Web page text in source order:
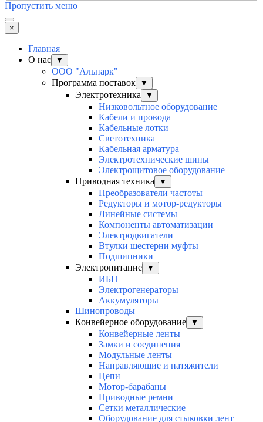
Пропустить меню
×
Главная
О нас
▼
ООО "Альпарк"
Программа поставок
▼
Электротехника ▼
Низковольтное оборудование
Кабели и провода
Кабельные лотки
Светотехника
Кабельная арматура
Электротехнические шины
Электрощитовое оборудование
Приводная техника
▼
Преобразователи частоты
Редукторы и мотор-редукторы
Линейные системы
Компоненты автоматизации
Электродвигатели
Втулки шестерни муфты
Подшипники
Электропитание
▼
ИБП
Электрогенераторы
Аккумуляторы
Шинопроводы
Конвейерное оборудование
▼
Конвейерные ленты
Замки и соединения
Модульные ленты
Направляющие и натяжители
Цепи
Мотор-барабаны
Приводные ремни
Сетки металлические
Оборудование для стыковки лент